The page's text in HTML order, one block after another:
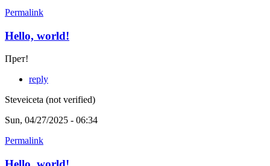
Permalink
Hello, world!
Прет!
reply
Steveiceta (not verified)
Sun, 04/27/2025 - 06:34
Permalink